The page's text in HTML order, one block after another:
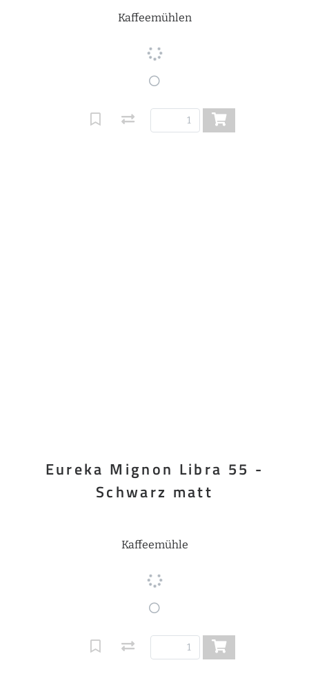
Kaffeemühlen
Eureka Mignon Libra 55 -
Schwarz matt
Kaffeemühle